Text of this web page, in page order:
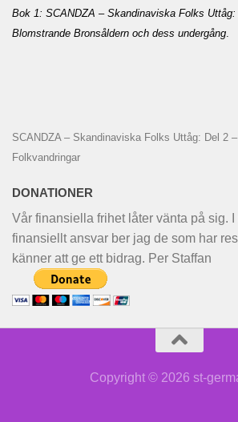
Bok 1: SCANDZA – Skandinaviska Folks Uttåg:
Blomstrande Bronsåldern och dess undergång
SCANDZA – Skandinaviska Folks Uttåg: Del 2
Folkvandringar
DONATIONER
Vår finansiella frihet låter vänta på sig.
finansiellt ansvar ber jag de som har
känner att ge ett bidrag. Per Staffan
Copyright © 2026 st-